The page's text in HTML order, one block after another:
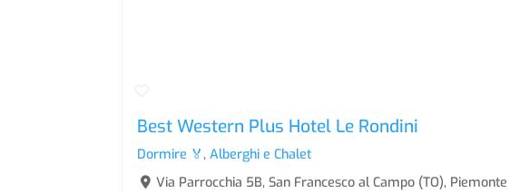
Best Western Plus Hotel Le Rondini
Dormire 🏅 ,Alberghi e Chalet
Via Parrocchia 5B, San Francesco al Campo (TO), Piemonte